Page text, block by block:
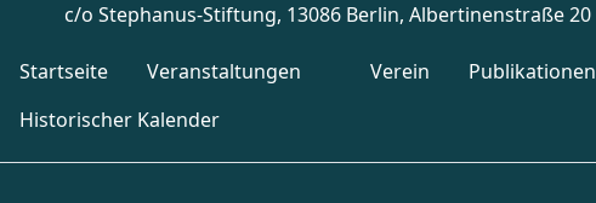
c/o Stephanus-Stiftung, 13086 Berlin, Albertinenstraße 20
Startseite Veranstaltungen Verein Publikationen
Historischer Kalender